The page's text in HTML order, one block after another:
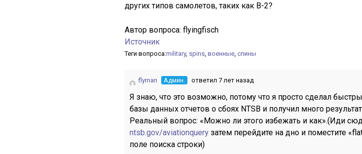
других типов самолетов, таких как B-2?
Автор вопроса: flyingfisch
Источник
Теги вопроса:military, spins, военные, спины
flyman Админ. ответил 7 лет назад
Я знаю, что это возможно, потому что я просто сделал
базы данных отчетов о сбоях NTSB и получил много
Реальный вопрос: «Можно ли этого избежать и как».(Иди
ntsb.gov/aviationquery затем перейдите на дно и поместите
поле поиска строки)